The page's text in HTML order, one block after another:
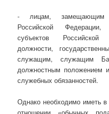
- лицам, замещающим
Российской Федерации,
субъектов
должности,
служащим, служащим
должностным положением
служебных обязанностей.
Однако необходимо иметь в